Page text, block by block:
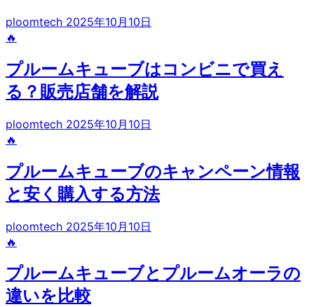
ploomtech 2025年10月10日
🔥
プルームキューブはコンビニで買え
る？販売店舗を解説
ploomtech 2025年10月10日
🔥
プルームキューブのキャンペーン情報
と安く購入する方法
ploomtech 2025年10月10日
🔥
プルームキューブとプルームオーラの
違いを比較